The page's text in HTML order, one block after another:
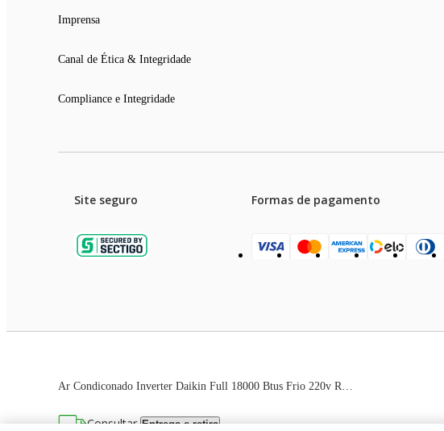
Consultar Entrega e retira
Imprensa
Canal de Ética & Integridade
Compliance e Integridade
Site seguro Formas de pagamento
Preços e condições de pagamento válidos
As imagens dos produtos são meramente ilustrativas. Todos os